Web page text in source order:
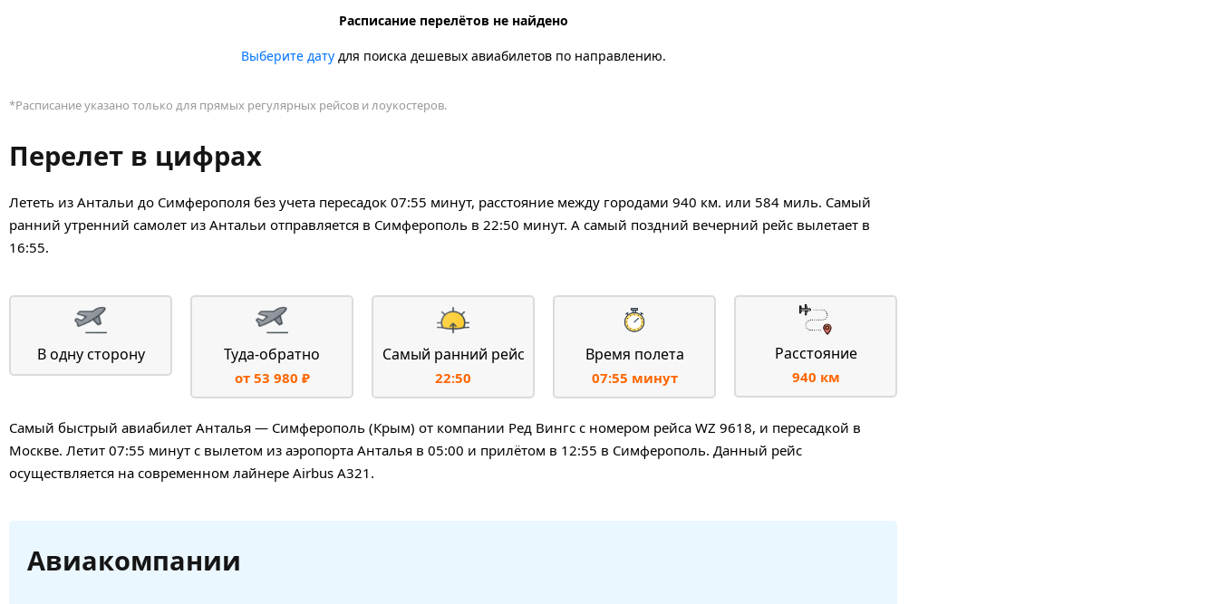
Расписание перелётов не найдено
Выберите датудля поиска дешевых авиабилетов по направлению.
*Расписание указано только для прямых регулярных рейсов и лоукостеров.
Перелет в цифрах
Лететь из Антальи до Симферополя без учета пересадок 07:55 минут, расстояние между городами 940 км. или 584 миль. Самый
ранний утренний самолет из Антальи отправляется в Симферополь в 22:50 минут. А самый поздний вечерний рейс вылетает в
16:55.
В одну сторону Туда-обратно
от 53 980 ₽
Самый ранний рейс
22:50
Время полета
07:55 минут
Расстояние
940 км
Самый быстрый авиабилет Анталья — Симферополь (Крым) от компании Ред Вингс с номером рейса WZ 9618, и пересадкой в
Москве. Летит 07:55 минут с вылетом из аэропорта Анталья в 05:00 и прилётом в 12:55 в Симферополь. Данный рейс
осуществляется на современном лайнере Airbus A321.
Авиакомпании